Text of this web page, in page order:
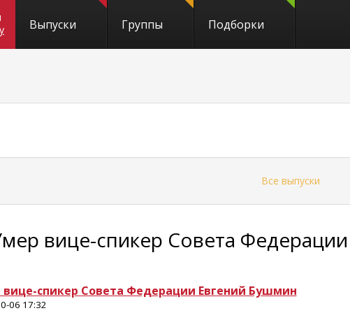
Выпуски Группы Подборки
Все выпуски
вице-спикер Совета
спикер Совета Федерации Евгений Бушмин
06 17:32